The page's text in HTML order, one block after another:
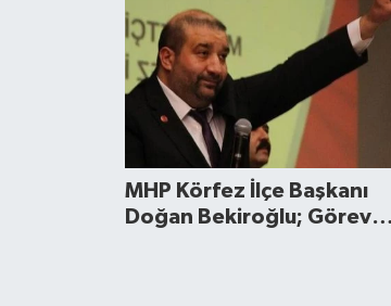
MHP Körfez İlçe Başkanı
Doğan Bekiroğlu; Görev